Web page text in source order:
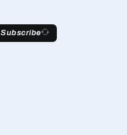
Subscribe